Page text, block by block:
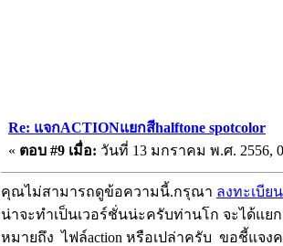
Re: แจกACTIONแยกสีhalftone spotcolor
« ตอบ #9 เมื่อ: วันที่ 13 มกราคม พ.ศ. 2556,
คุณไม่สามารถดูข้อความนี้.กรุณา ลงทะเบียน
น่าจะทำเป็นเวอร์ชั่นน่ะครับท่านโก จะได้แย
หมายถึง ไฟล์action หรือเปล่าครับ ขอชี้แจง